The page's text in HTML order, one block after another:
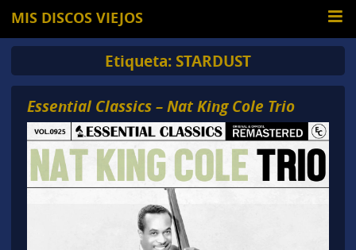
MIS DISCOS VIEJOS
Etiqueta: STARDUST
Essential Classics – Nat King Cole Trio